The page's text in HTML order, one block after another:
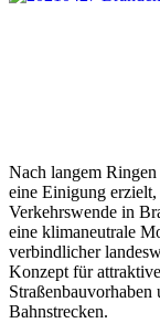
Nach langem
eine Einigung
Verkehrswende in
eine klimaneutrale
verbindlicher
Konzept für
Bahnstrecken.